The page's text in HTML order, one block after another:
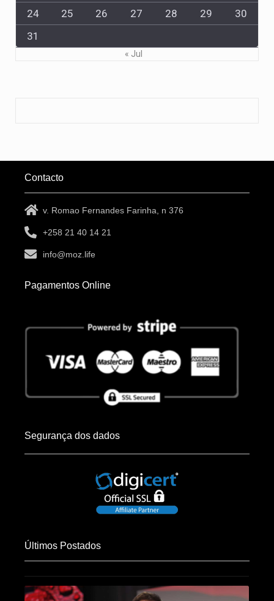
24
25 26 27 28 29
30
31
« Jul
Contacto
v. Romao Fernandes Farinha, n 376
+258 21 40 14 21
info@moz.life
Pagamentos Online
Segurança dos dados
Últimos Postados